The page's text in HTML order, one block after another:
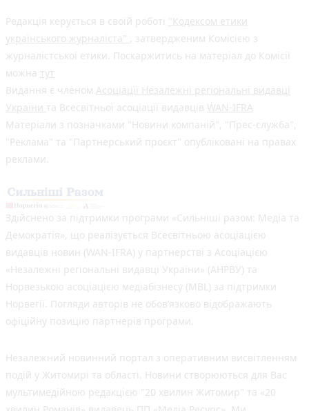
Редакція керується в своїй роботі "Кодексом етики
українського журналіста"
, затвердженим Комісією з
журналістської етики. Поскаржитись на матеріал до Комісії
можна тут
Видання є членом Асоціації Незалежні регіональні видавці
України та Всесвітньої асоціації видавців WAN-IFRA
Матеріали з позначками "Новини компаній", "Прес-служба",
"Реклама" та "Партнерський проєкт" опубліковані на правах
реклами.
Здійснено за підтримки програми «Сильніші разом: Медіа та
Демократія», що реалізується Всесвітньою асоціацією
видавців новин (WAN-IFRA) у партнерстві з Асоціацією
«Незалежні регіональні видавці України» (АНРВУ) та
Норвезькою асоціацією медіабізнесу (MBL) за підтримки
Норвегії. Погляди авторів не обов’язково відображають
офіційну позицію партнерів програми.
Незалежний новинний портал з оперативним висвітленням
подій у Житомирі та області. Новини створюються для Вас
мультимедійною редакцією "20 хвилин Житомир" та «20